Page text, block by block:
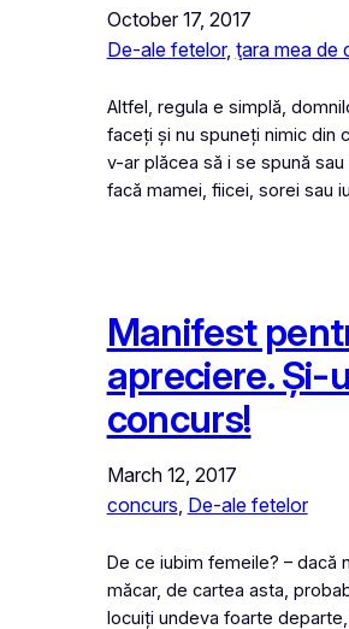
October 17, 2017
De-ale fetelor, ţara mea de
Altfel, regula e simplă,
faceți și nu spuneți nimic din
v-ar plăcea să i se spună sau
facă mamei, fiicei, sorei sau
Manifest
apreciere. Și-
concurs!
March 12, 2017
concurs, De-ale fetelor
De ce iubim femeile? – dacă
măcar, de cartea asta,
locuiți undeva foarte